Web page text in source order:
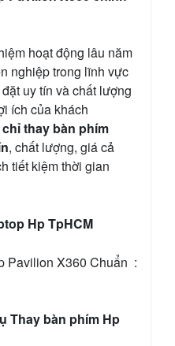
hoạt động lâu năm
nghiệp trong lĩnh vực
uy tín và chất lượng
ích của khách
thay bàn phím
, chất lượng, giá cả
tiết kiệm thời gian
Hp TpHCM
Pavilion X360 Chuẩn :
Thay bàn phím Hp